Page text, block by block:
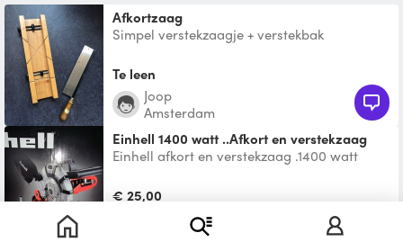
Afkortzaag
Simpel verstekzaagje + verstekbak
Te leen
Joop
Amsterdam
Einhell 1400 watt ..Afkort en verstekzaag
Einhell afkort en verstekzaag .1400 watt
plastic.meer info
€ 25,00
Amsterdam